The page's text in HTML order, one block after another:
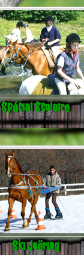
Spécial Scolaire
Ski Joëring